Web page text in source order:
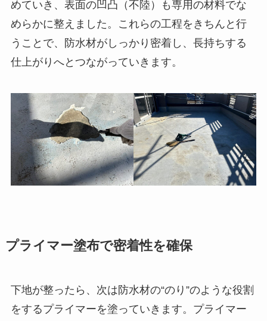
めていき、表面の凹凸（不陸）も専用の材料でな
めらかに整えました。これらの工程をきちんと行
うことで、防水材がしっかり密着し、長持ちする
仕上がりへとつながっていきます。
プライマー塗布で密着性を確保
下地が整ったら、次は防水材の“のり”のような役割
をするプライマーを塗っていきます。プライマー